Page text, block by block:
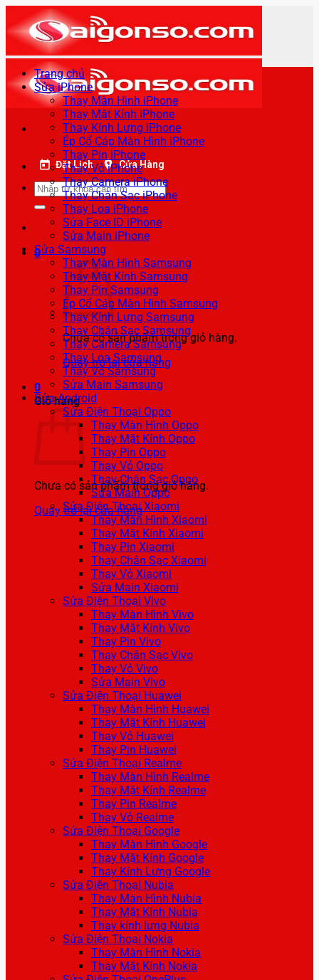
qua
nội
dung
Đặt Lịch Cửa Hàng
Tìm
kiếm:
0
Chưa có sản phẩm trong giỏ hàng.
Quay trở lại cửa hàng
0
Giỏ hàng
Chưa có sản phẩm trong giỏ hàng.
Quay trở lại cửa hàng
Trang chủ
Sửa iPhone
Thay Màn Hình iPhone
Thay Mặt Kính iPhone
Thay Kính Lưng iPhone
Ép Cổ Cáp Màn Hình iPhone
Thay Pin iPhone
Thay Vỏ iPhone
Thay Camera iPhone
Thay Chân Sạc iPhone
Thay Loa iPhone
Sửa Face ID iPhone
Sửa Main iPhone
Sửa Samsung
Thay Màn Hình Samsung
Thay Mặt Kính Samsung
Thay Pin Samsung
Ép Cổ Cáp Màn Hình Samsung
Thay Kính Lưng Samsung
Thay Chân Sạc Samsung
Thay Camera Samsung
Thay Loa Samsung
Thay Vỏ Samsung
Sửa Main Samsung
Sửa Android
Sửa Điện Thoại Oppo
Thay Màn Hình Oppo
Thay Mặt Kính Oppo
Thay Pin Oppo
Thay Vỏ Oppo
Thay Chân Sạc Oppo
Sửa Main Oppo
Sửa Điện Thoại Xiaomi
Thay Màn Hình Xiaomi
Thay Mặt Kính Xiaomi
Thay Pin Xiaomi
Thay Chân Sạc Xiaomi
Thay Vỏ Xiaomi
Sửa Main Xiaomi
Sửa Điện Thoại Vivo
Thay Màn Hình Vivo
Thay Mặt Kính Vivo
Thay Pin Vivo
Thay Chân Sạc Vivo
Thay Vỏ Vivo
Sửa Main Vivo
Sửa Điện Thoại Huawei
Thay Màn Hình Huawei
Thay Mặt Kính Huawei
Thay Vỏ Huawei
Thay Pin Huawei
Sửa Điện Thoại Realme
Thay Màn Hình Realme
Thay Mặt Kính Realme
Thay Pin Realme
Thay Vỏ Realme
Sửa Điện Thoại Google
Thay Màn Hình Google
Thay Mặt Kính Google
Thay Kính Lưng Google
Sửa Điện Thoại Nubia
Thay Màn Hình Nubia
Thay Mặt Kính Nubia
Thay kính lưng Nubia
Sửa Điện Thoại Nokia
Thay Màn Hình Nokia
Thay Mặt Kính Nokia